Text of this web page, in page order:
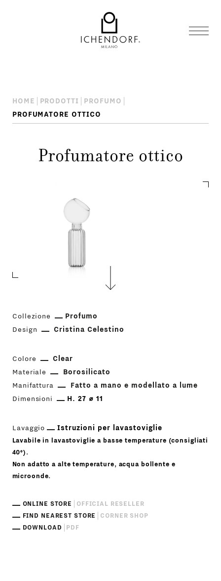
HOME PRODOTTI
PROFUMO
PROFUMATORE OTTICO
Profumatore ottico
Collezione
Profumo
Design
Cristina Celestino
Colore
Clear
Materiale
Borosilicato
Manifattura
Fatto a mano e modellato a lume
Dimensioni
H. 27 ⌀ 11
Lavaggio Istruzioni per lavastoviglie
Lavabile in lavastoviglie a basse temperature (consigliati
40°).
Non adatto a alte temperature, acqua bollente e
microonde.
ONLINE STORE
OFFICIAL RESELLER
FIND NEAREST STORE
CORNER SHOP
DOWNLOAD
PDF